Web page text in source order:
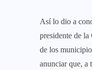
Así lo dio a
presidente de la
de los
anunciar que, a